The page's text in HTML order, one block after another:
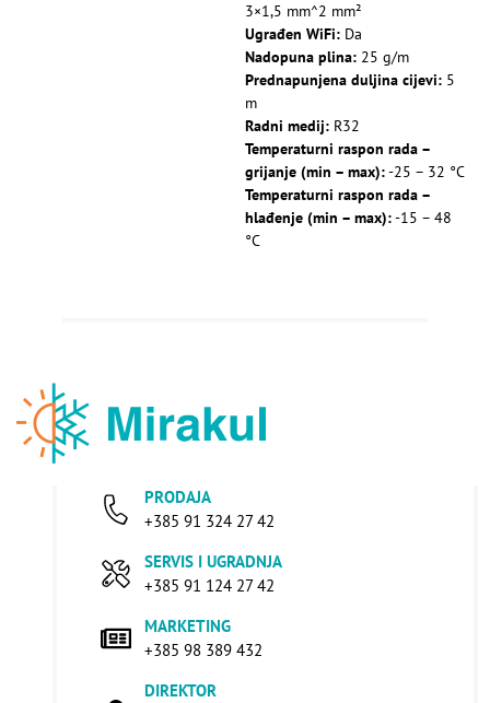
3×1,5 mm^2 mm²
Ugrađen WiFi: Da
Nadopuna plina: 25 g/m
Prednapunjena duljina cijevi: 5
m
Radni medij: R32
Temperaturni raspon rada –
grijanje (min – max):-25 – 32 °C
Temperaturni raspon rada –
hlađenje (min – max):-15 – 48
°C
PRODAJA
+385 91 324 27 42
SERVIS I UGRADNJA
+385 91 124 27 42
MARKETING
+385 98 389 432
DIREKTOR